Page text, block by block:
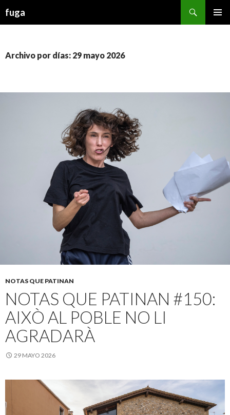
fuga
Archivo por días: 29 mayo 2026
NOTAS QUE PATINAN
NOTAS QUE PATINAN #150:
AIXÒ AL POBLE NO LI
AGRADARÀ
29 MAYO 2026